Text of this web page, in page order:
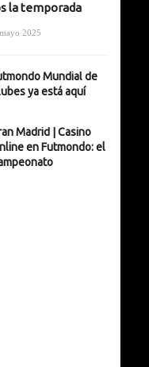
la temporada
2025
Mundial de
ya está aquí
Madrid | Casino
en Futmondo: el